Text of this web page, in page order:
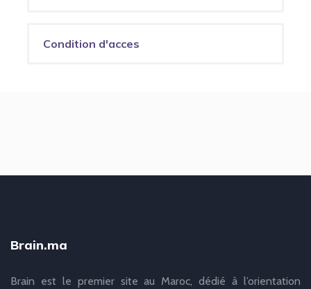
Condition d'acces
Brain.ma
Brain est le premier site au Maroc, dédié à l’orientation